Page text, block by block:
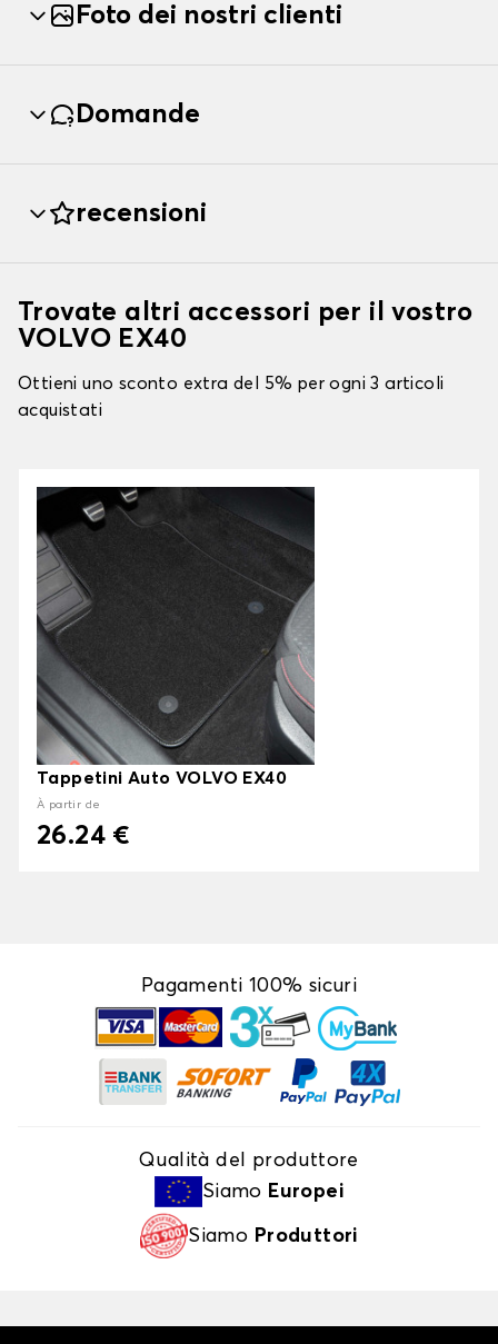
Foto dei nostri clienti
Domande
recensioni
Trovate altri accessori per il vostro
VOLVO EX40
Ottieni uno sconto extra del 5% per ogni 3 articoli
acquistati
Tappetini Auto VOLVO EX40
À partir de
26.24 €
Pagamenti 100% sicuri
Qualità del produttore
Siamo Europei
Siamo Produttori